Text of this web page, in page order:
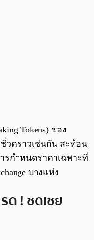
Tokens) ของ
วคราวเช่นกัน สะท้อน
รกำหนดราคาเฉพาะที่
บางแห่ง
ด ! ชดเชย